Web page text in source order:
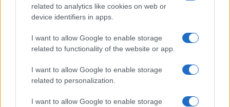
related to analytics like cookies on web or
device identifiers in apps.
I want to allow Google to enable storage
related to functionality of the website or app.
I want to allow Google to enable storage
related to personalization.
I want to allow Google to enable storage
Irán elleni embargóhosszabbítást